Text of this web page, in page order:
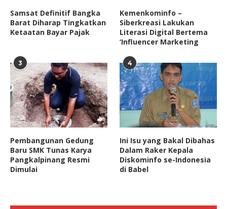
Samsat Definitif Bangka
Barat Diharap Tingkatkan
Ketaatan Bayar Pajak
Kemenkominfo –
Siberkreasi Lakukan
Literasi Digital Bertema
‘Influencer Marketing
3
Pembangunan Gedung
Baru SMK Tunas Karya
Pangkalpinang Resmi
Dimulai
4
Ini Isu yang Bakal Dibahas
Dalam Raker Kepala
Diskominfo se-Indonesia
di Babel